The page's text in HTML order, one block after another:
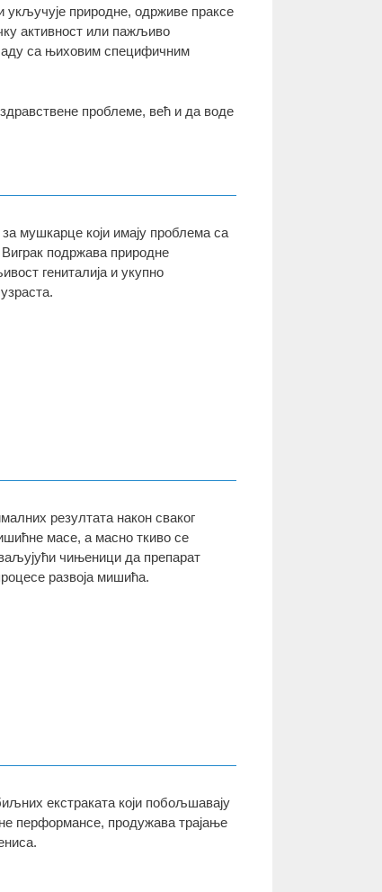
природне, одрживе праксе
активност или пажљиво
са њиховим специфичним
проблеме, већ и да воде
мушкарце који имају проблема са
Виграк подржава природне
гениталија и укупно
резултата након сваког
масе, а масно ткиво се
чињеници да препарат
развоја мишића.
екстраката који побољшавају
перформансе, продужава трајање